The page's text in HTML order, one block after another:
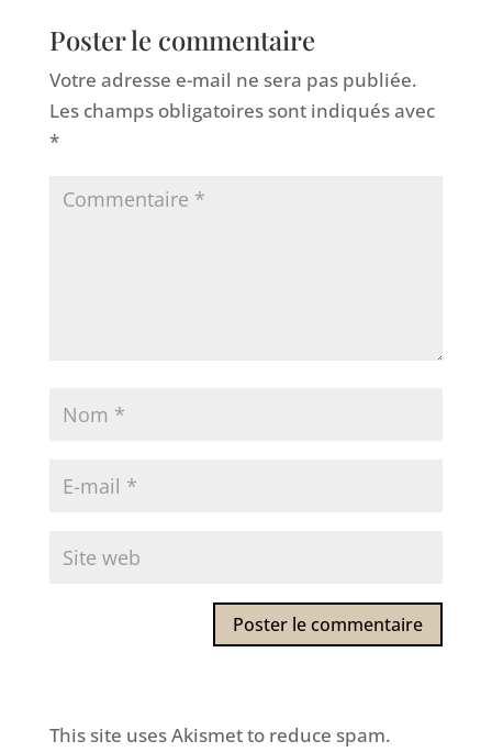
Poster le commentaire
Votre adresse e-mail ne sera pas publiée.
Les champs obligatoires sont indiqués avec
*
This site uses Akismet to reduce spam.